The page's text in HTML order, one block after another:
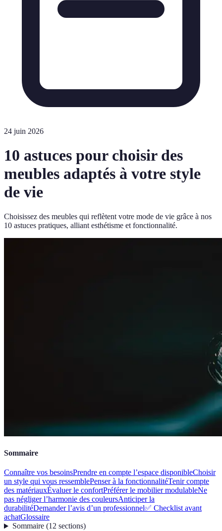
24 juin 2026
10 astuces pour choisir des
meubles adaptés à votre style
de vie
Choisissez des meubles qui reflètent votre mode de vie grâce à nos
10 astuces pratiques, alliant esthétisme et fonctionnalité.
Sommaire
Connaître vos besoinsPrendre en compte l’espace disponibleChoisir
un style qui vous ressemblePenser à la fonctionnalitéTenir compte
des matériauxÉvaluer le confortPréférer le mobilier modulableNe
pas négliger l’harmonie des couleursAnticiper la
durabilitéDemander l’avis d’un professionnel✅ Checklist avant
achatGlossaire
Sommaire(12 sections)